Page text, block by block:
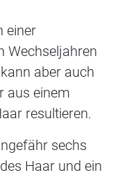
einer
Wechseljahren
aber auch
aus einem
resultieren.
sechs
Haar und ein